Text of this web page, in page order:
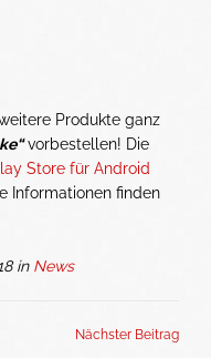
Produkte ganz
vorbestellen! Die
Store für Android
Informationen finden
in News
Nächster Beitrag